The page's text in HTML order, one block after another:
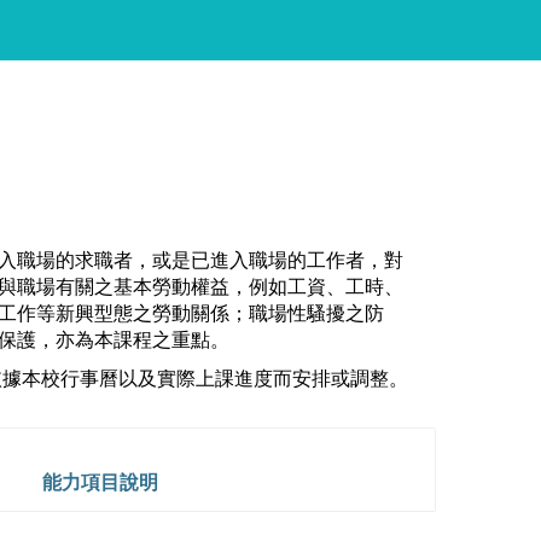
職場的求職者，或是已進入職場的工作者，對
場有關之基本勞動權益，例如工資、工時、
作等新興型態之勞動關係；職場性騷擾之防
，亦為本課程之重點。
本校行事曆以及實際上課進度而安排或調整。
能力項目說明